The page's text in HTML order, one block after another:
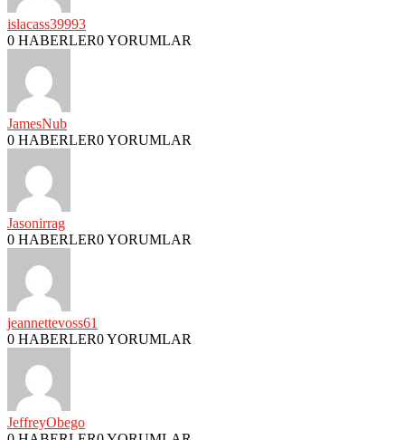
islacass39993
0 HABERLER0 YORUMLAR
JamesNub
0 HABERLER0 YORUMLAR
Jasonirrag
0 HABERLER0 YORUMLAR
jeannettevoss61
0 HABERLER0 YORUMLAR
JeffreyObego